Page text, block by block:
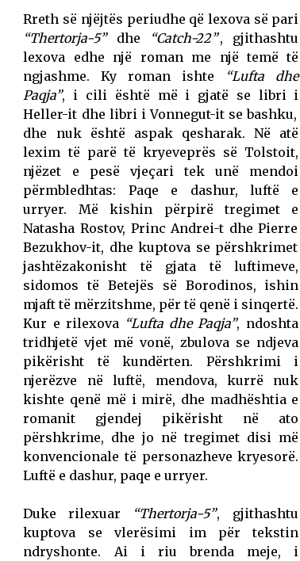
Rreth së njëjtës periudhe që lexova së pari
“Thertorja-5”dhe “Catch-22”, gjithashtu
lexova edhe një roman me një temë të
ngjashme. Ky roman ishte
“Lufta dhe
Paqja”, i cili është më i gjatë se libri i
Heller-it dhe libri i Vonnegut-it se bashku,
dhe nuk është aspak qesharak. Në atë
lexim të parë të kryeveprës së Tolstoit,
njëzet e pesë vjeçari tek unë mendoi
përmbledhtas: Paqe e dashur, luftë e
urryer. Më kishin përpirë tregimet e
Natasha Rostov, Princ Andrei-t dhe Pierre
Bezukhov-it, dhe kuptova se përshkrimet
jashtëzakonisht të gjata të luftimeve,
sidomos të Betejës së Borodinos, ishin
mjaft të mërzitshme, për të qenë i sinqertë.
Kur e rilexova “Lufta dhe Paqja”, ndoshta
tridhjetë vjet më vonë, zbulova se ndjeva
pikërisht të kundërten. Përshkrimi i
njerëzve në luftë, mendova, kurrë nuk
kishte qenë më i mirë, dhe madhështia e
romanit gjendej pikërisht në ato
përshkrime, dhe jo në tregimet disi më
konvencionale të personazheve kryesorë.
Luftë e dashur, paqe e urryer.
Duke rilexuar “Thertorja-5”, gjithashtu
kuptova se vlerësimi im për tekstin
ndryshonte. Ai i riu brenda meje, i